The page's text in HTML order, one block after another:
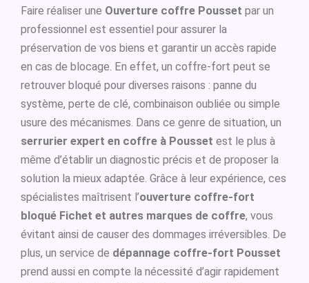
Faire réaliser une Ouverture coffre Pousset par un
professionnel est essentiel pour assurer la
préservation de vos biens et garantir un accès rapide
en cas de blocage. En effet, un coffre-fort peut se
retrouver bloqué pour diverses raisons : panne du
système, perte de clé, combinaison oubliée ou simple
usure des mécanismes. Dans ce genre de situation, un
serrurier expert en coffre à Pousset est le plus à
même d’établir un diagnostic précis et de proposer la
solution la mieux adaptée. Grâce à leur expérience, ces
spécialistes maîtrisent l’ouverture coffre-fort
bloqué Fichet et autres marques de coffre, vous
évitant ainsi de causer des dommages irréversibles. De
plus, un service de dépannage coffre-fort Pousset
prend aussi en compte la nécessité d’agir rapidement